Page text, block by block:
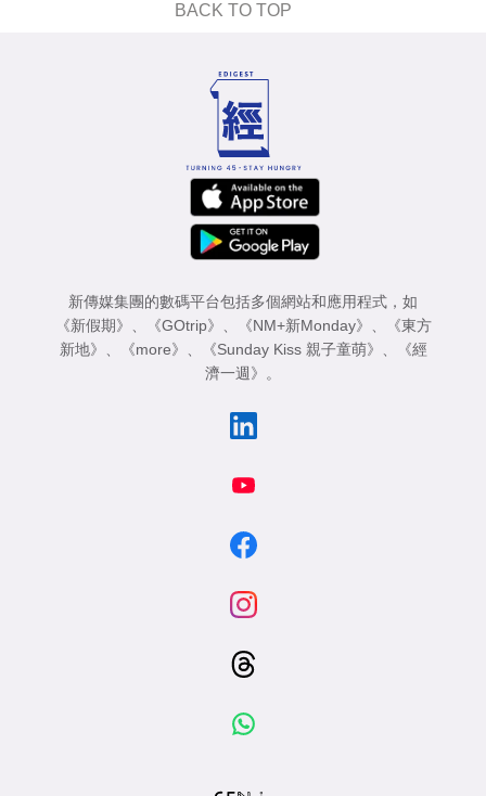
BACK TO TOP
新傳媒集團的數碼平台包括多個網站和應用程式，如
《新假期》 、 《GOtrip》 、 《NM+新Monday》 、
《東方
新地》 、 《more》 、 《Sunday Kiss 親子童萌》 、
《經
濟一週》 。